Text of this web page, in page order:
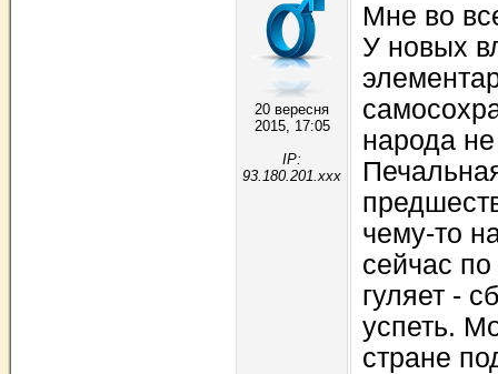
20 вересня
2015, 17:05
IP:
93.180.201.xxx
Мне во
У новых
народа
чему-то
сейчас
гуляет -
успеть.
стране